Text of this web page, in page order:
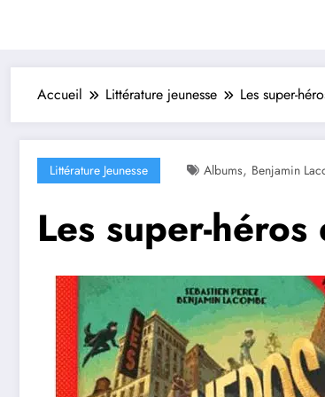
Accueil Littérature jeunesse Les super-
Littérature Jeunesse Albums, Benjamin
Les super-